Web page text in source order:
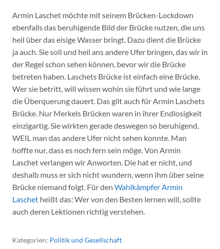
Armin Laschet möchte mit seinem Brücken-Lockdown
ebenfalls das beruhigende Bild der Brücke nutzen, die uns
heil über das eisige Wasser bringt. Dazu dient die Brücke
ja auch. Sie soll und heil ans andere Ufer bringen, das wir in
der Regel schon sehen können, bevor wir die Brücke
betreten haben. Laschets Brücke ist einfach eine Brücke.
Wer sie betritt, will wissen wohin sie führt und wie lange
die Überquerung dauert. Das gilt auch für Armin Laschets
Brücke. Nur Merkels Brücken waren in ihrer Endlosigkeit
einzigartig. Sie wirkten gerade deswegen so beruhigend,
WEIL man das andere Ufer nicht sehen konnte. Man
hoffte nur, dass es noch fern sein möge. Von Armin
Laschet verlangen wir Anworten. Die hat er nicht, und
deshalb muss er sich nicht wundern, wenn ihm über seine
Brücke niemand folgt. Für den Wahlkämpfer Armin
Laschet heißt das: Wer von den Besten lernen will, sollte
auch deren Lektionen richtig verstehen.
Kategorien: Politik und Gesellschaft